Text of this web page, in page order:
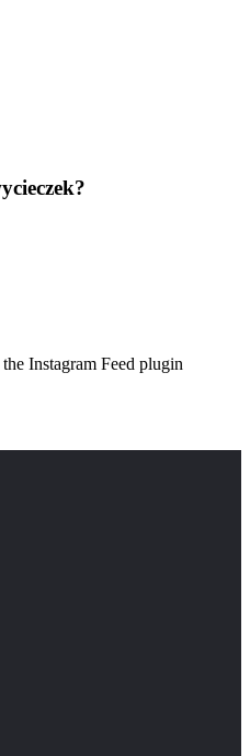
Instagram Feed plugin